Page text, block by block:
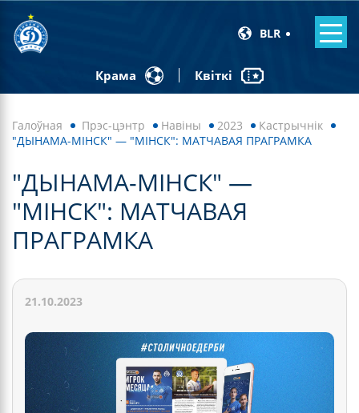
BLR
Крама Квіткі
Галоўная Прэс-цэнтр Навiны 2023
Кастрычнік
"ДЫНАМА-МІНСК" — "МІНСК": МАТЧАВАЯ ПРАГРАМКА
"ДЫНАМА-МІНСК" —
"МІНСК": МАТЧАВАЯ
ПРАГРАМКА
21.10.2023